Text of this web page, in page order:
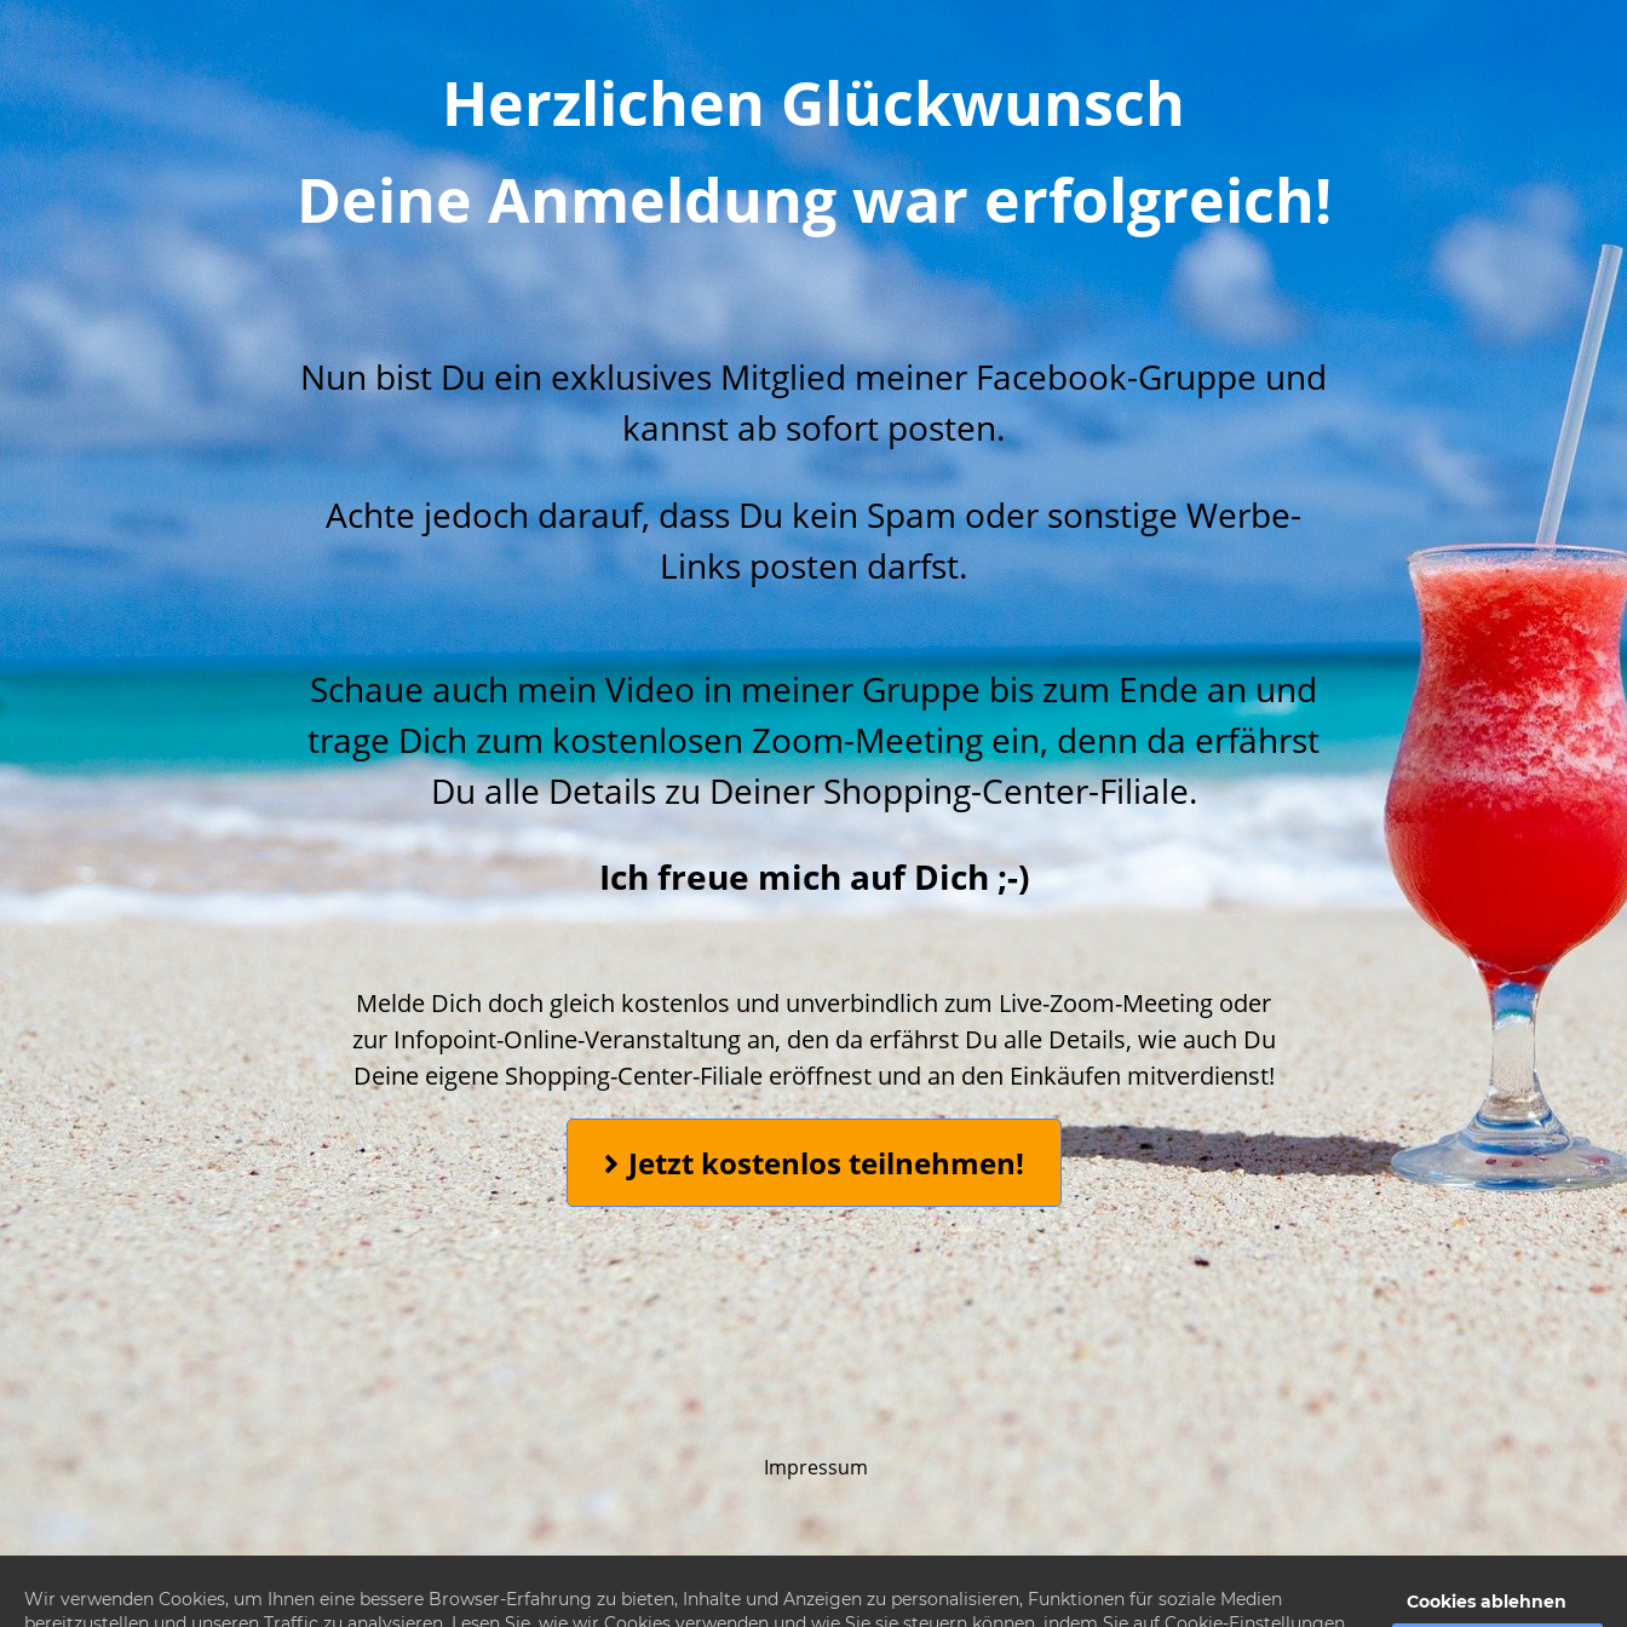
Herzlichen Glückwunsch
Deine Anmeldung war erfolgreich!
Nun bist Du ein exklusives Mitglied meiner Facebook-Gruppe und
kannst ab sofort posten.
Achte jedoch darauf, dass Du kein Spam oder sonstige Werbe-
Links posten darfst.
Schaue auch mein Video in meiner Gruppe bis zum Ende an und
trage Dich zum kostenlosen Zoom-Meeting ein, denn da erfährst
Du alle Details zu Deiner Shopping-Center-Filiale.
Ich freue mich auf Dich ;-)
Melde Dich doch gleich kostenlos und unverbindlich zum Live-Zoom-Meeting oder
zur Infopoint-Online-Veranstaltung an, den da erfährst Du alle Details, wie auch Du
Deine eigene Shopping-Center-Filiale eröffnest und an den Einkäufen mitverdienst!
Jetzt kostenlos teilnehmen!
Impressum
Wir verwenden Cookies, um Ihnen eine bessere Browser-Erfahrung zu bieten, Inhalte und Anzeigen zu personalisieren, Funktionen für soziale Medien
Cookies ablehnen